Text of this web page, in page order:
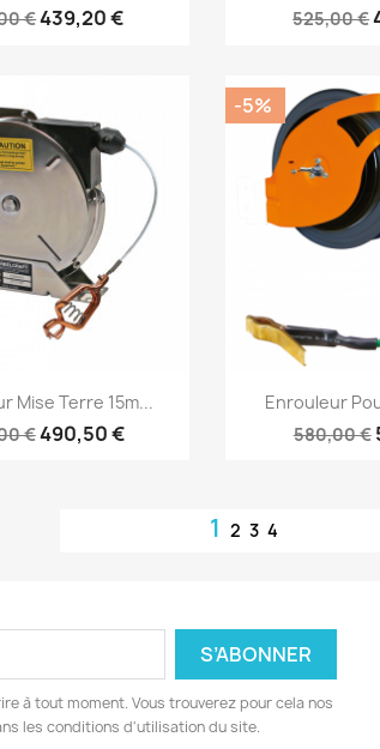
€439,20 €
525,00 €
rapide
Mise Terre 15m...
€490,50 €

Enrouleur
580,00 €
-5%
1 2 3 4
à tout moment. Vous trouverez pour cela nos
les conditions d'utilisation du site.